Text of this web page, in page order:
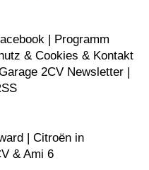
| Programm
& Cookies & Kontakt
2CV Newsletter |
| Citroën in
& Ami 6